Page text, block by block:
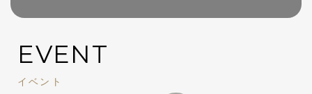
EVENT
イベント